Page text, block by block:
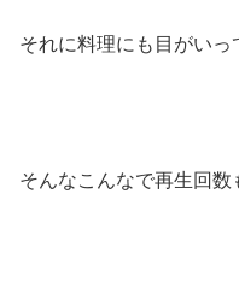
それに料理にも目がいっ
そんなこんなで再生回数